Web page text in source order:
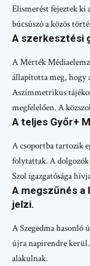
Elismerést fejeztek ki
búcsúszó a közös
A szerkesztési
A Mérték
állapította meg, hogy
Aszimmetrikus
megfelelően. A
A teljes Győr+
A csoportba tartozik
folytattak. A
Szol igazgatósága
A megszűnés
jelzi.
A Szegedma hasonló
újra napirendre
alakulnak.